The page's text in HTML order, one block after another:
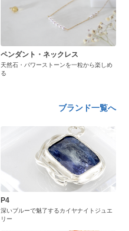
ペンダント・ネックレス
天然石・パワーストーンを一粒から楽しめ
る
ブランド一覧へ
P4
深いブルーで魅了するカイヤナイトジュエ
リー